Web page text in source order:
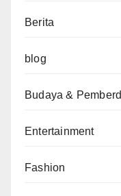
Berita
blog
Budaya &
Entertainment
Fashion